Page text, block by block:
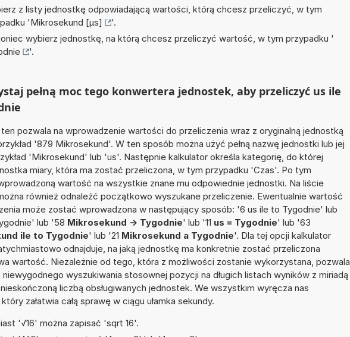
z listy jednostkę odpowiadającą wartości, którą chcesz przeliczyć, w tym
'Mikrosekund [µs]
'.
wybierz jednostkę, na którą chcesz przeliczyć wartość, w tym przypadku '
'.
pełną moc tego konwertera jednostek, aby przeliczyć us ile
pozwala na wprowadzenie wartości do przeliczenia wraz z oryginalną jednostką
'879 Mikrosekund'. W ten sposób można użyć pełną nazwę jednostki lub jej
'Mikrosekund' lub 'us'. Następnie kalkulator określa kategorię, do której
miary, która ma zostać przeliczona, w tym przypadku 'Czas'. Po tym
wartość na wszystkie znane mu odpowiednie jednostki. Na liście
również odnaleźć początkowo wyszukane przeliczenie. Ewentualnie wartość
może zostać wprowadzona w następujący sposób: '6 us ile to Tygodnie' lub
lub '58 Mikrosekund -> Tygodnie' lub '11 us = Tygodnie' lub '63
ile to Tygodnie' lub '21 Mikrosekund a Tygodnie'. Dla tej opcji kalkulator
odnajduje, na jaką jednostkę ma konkretnie zostać przeliczona
wartość. Niezależnie od tego, która z możliwości zostanie wykorzystana, pozwala
niewygodnego wyszukiwania stosownej pozycji na długich listach wyników z miriadą
liczbą obsługiwanych jednostek. We wszystkim wyręcza nas
załatwia całą sprawę w ciągu ułamka sekundy.
'√16' można zapisać 'sqrt 16'.